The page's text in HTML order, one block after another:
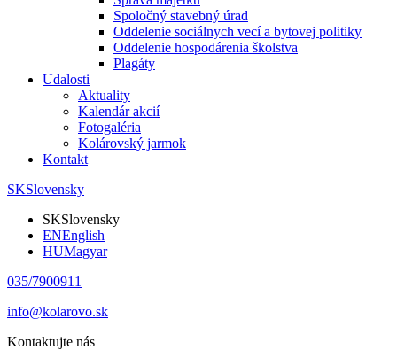
Spoločný stavebný úrad
Oddelenie sociálnych vecí a bytovej politiky
Oddelenie hospodárenia školstva
Plagáty
Udalosti
Aktuality
Kalendár akcií
Fotogaléria
Kolárovský jarmok
Kontakt
SKSlovensky
SKSlovensky
ENEnglish
HUMagyar
035/7900911
info@kolarovo.sk
Kontaktujte nás